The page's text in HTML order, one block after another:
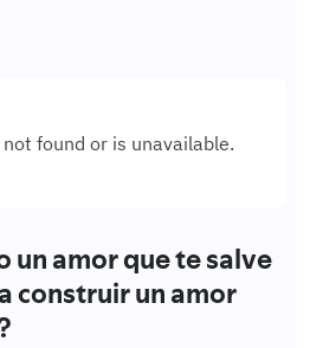
un amor que te salve
construir un amor